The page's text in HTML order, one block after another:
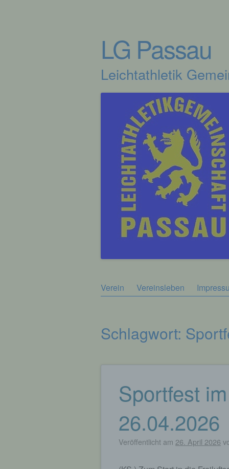
LG Passau
Leichtathletik
Zum
Verein Vereinsleben
Schlagwort:
Beitragsnavigation
Sportfest
26.04.2026
Veröffentlicht am 26. April 2026